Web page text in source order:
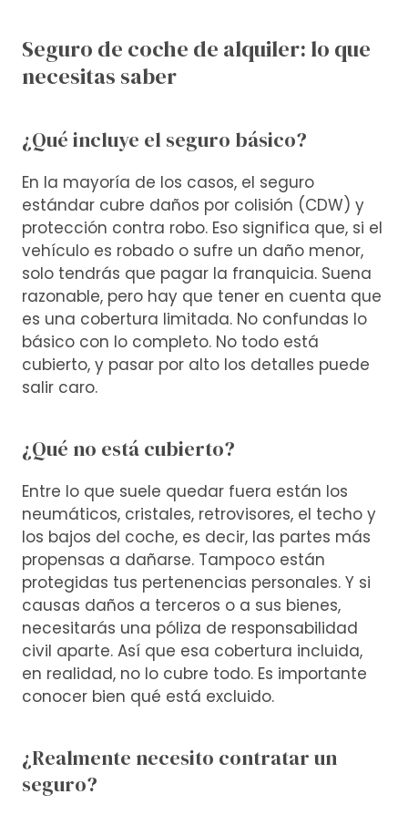
Seguro de coche de alquiler: lo que
necesitas saber
¿Qué incluye el seguro básico?
En la mayoría de los casos, el seguro
estándar cubre daños por colisión (CDW) y
protección contra robo. Eso significa que, si el
vehículo es robado o sufre un daño menor,
solo tendrás que pagar la franquicia. Suena
razonable, pero hay que tener en cuenta que
es una cobertura limitada. No confundas lo
básico con lo completo. No todo está
cubierto, y pasar por alto los detalles puede
salir caro.
¿Qué no está cubierto?
Entre lo que suele quedar fuera están los
neumáticos, cristales, retrovisores, el techo y
los bajos del coche, es decir, las partes más
propensas a dañarse. Tampoco están
protegidas tus pertenencias personales. Y si
causas daños a terceros o a sus bienes,
necesitarás una póliza de responsabilidad
civil aparte. Así que esa cobertura incluida,
en realidad, no lo cubre todo. Es importante
conocer bien qué está excluido.
¿Realmente necesito contratar un
seguro?